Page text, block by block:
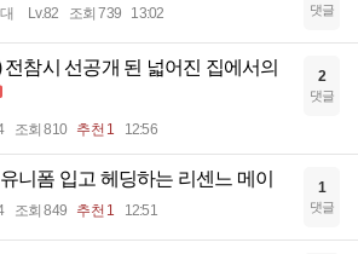
Lv.82 조회 739 13:02 댓글
전참시 선공개 된 넓어진 집에서의
조회 810 추천 1 12:56
2
댓글
니폼 입고 헤딩하는 리센느 메이
조회 849 추천 1 12:51
1
댓글